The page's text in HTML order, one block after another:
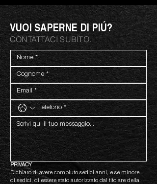
VUOI SAPERNE DI PIÚ?
CONTATTACI SUBITO.
PRIVACY
Dichiaro di avere compiuto sedici anni, e se minore
di sedici, di essere stato autorizzato dal titolare della